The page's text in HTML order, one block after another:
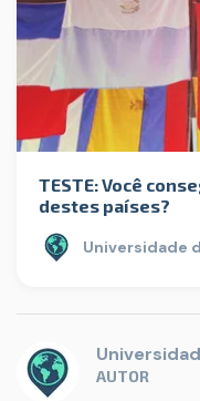
TESTE: Você
destes países?
Universidade
AUTOR